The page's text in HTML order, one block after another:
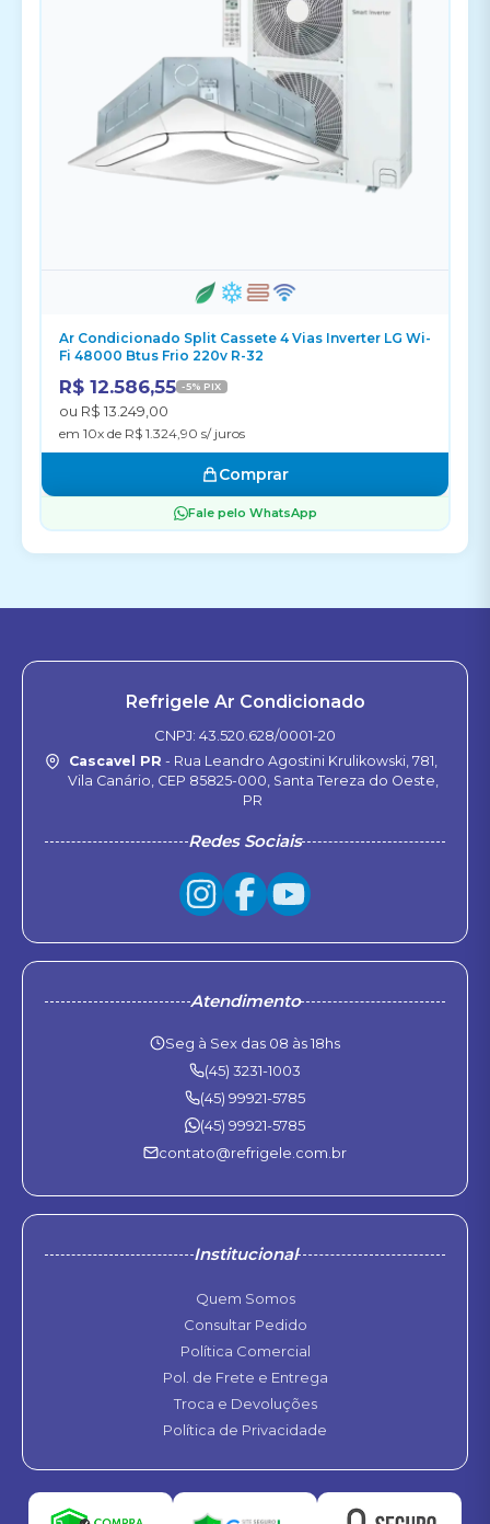
Ar Condicionado Split Cassete 4 Vias Inverter LG Wi-
Fi 48000 Btus Frio 220v R-32
R$ 12.586,55 -5% PIX
ou R$ 13.249,00
em 10x de R$ 1.324,90 s/ juros
Comprar
Fale pelo WhatsApp
Refrigele Ar Condicionado
CNPJ: 43.520.628/0001-20
Cascavel PR - Rua Leandro Agostini Krulikowski, 781,
Vila Canário, CEP 85825-000, Santa Tereza do Oeste,
PR
Redes Sociais
Atendimento
Seg à Sex das 08 às 18hs
(45) 3231-1003
(45) 99921-5785
(45) 99921-5785
contato@refrigele.com.br
Institucional
Quem Somos
Consultar Pedido
Política Comercial
Pol. de Frete e Entrega
Troca e Devoluções
Política de Privacidade